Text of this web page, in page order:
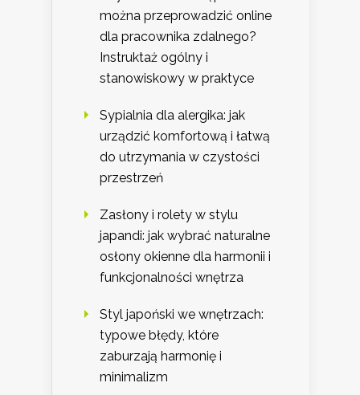
można przeprowadzić online
dla pracownika zdalnego?
Instruktaż ogólny i
stanowiskowy w praktyce
Sypialnia dla alergika: jak
urządzić komfortową i łatwą
do utrzymania w czystości
przestrzeń
Zasłony i rolety w stylu
japandi: jak wybrać naturalne
osłony okienne dla harmonii i
funkcjonalności wnętrza
Styl japoński we wnętrzach:
typowe błędy, które
zaburzają harmonię i
minimalizm